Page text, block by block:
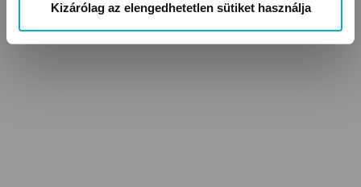
Kizárólag az elengedhetetlen sütiket használja